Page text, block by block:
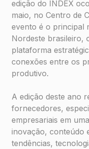
edição do INDEX
maio, no Centro de
evento é o principal
Nordeste brasileiro,
plataforma
conexões entre os
produtivo.
A edição deste ano
fornecedores,
empresariais em
inovação, conteúdo
tendências,